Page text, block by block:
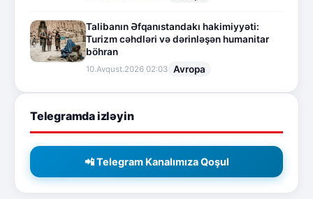
Talibanın Əfqanıstandakı hakimiyyəti:
Turizm cəhdləri və dərinləşən humanitar
böhran
10.Avqust.2026 02:03 Avropa
Telegramda izləyin
📲 Telegram Kanalımıza Qoşul